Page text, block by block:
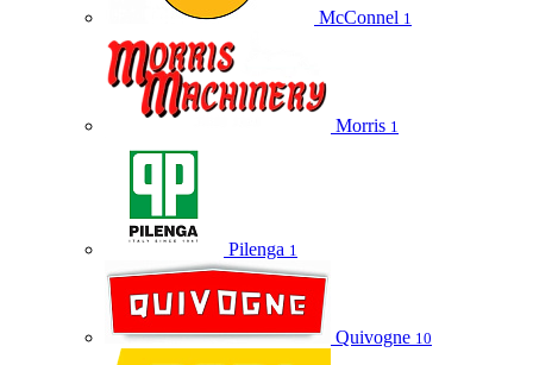
McConnel 1
Morris 1
Pilenga 1
Quivogne 10